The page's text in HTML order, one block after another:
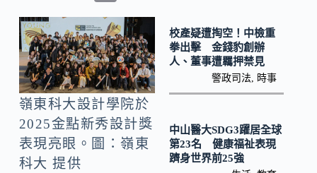
b
o
o
k
o
p
y
Li
n
k
嶺東科大設計學院於
2025金點新秀設計獎
表現亮眼。圖：嶺東
科大 提供
校產疑遭掏空！中檢重
拳出擊 金錢豹創辦
人、董事遭羈押禁見
警政司法 時事
中山醫大SDG3躍居全球
第23名 健康福祉表現
躋身世界前25強